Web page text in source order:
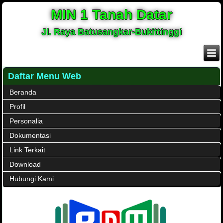
MIN 1 Tanah Datar
Jl. Raya Batusangkar-Bukittinggi
Daftar Menu Web
Beranda
Profil
Personalia
Dokumentasi
Link Terkait
Download
Hubungi Kami